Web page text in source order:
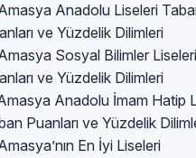
Anadolu Liseleri
ve Yüzdelik Dilimleri
Sosyal Bilimler
ve Yüzdelik Dilimleri
Anadolu İmam Hatip
Puanları ve Yüzdelik
En İyi Liseleri